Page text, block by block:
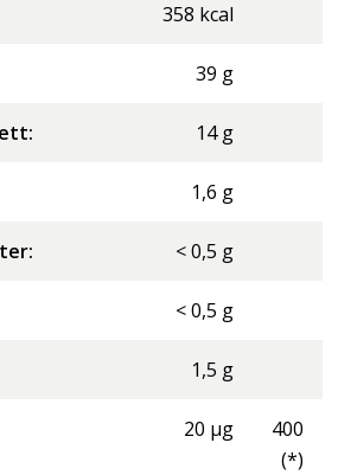
358 kcal
39 g
: 14 g
1,6 g
: <0,5 g
<0,5 g
1,5 g
20 µg
400
(*)